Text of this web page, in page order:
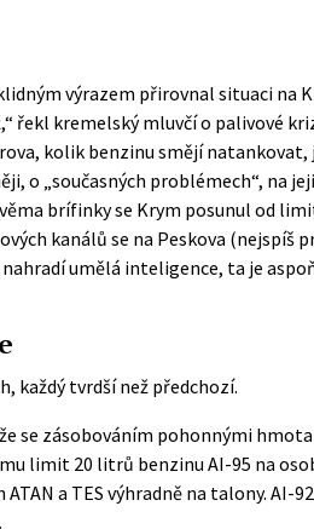
výrazem přirovnal situaci na
řekl kremelský mluvčí o palivové
kolik benzinu smějí
o „současných problémech“, na
brífinky se Krym posunul od
kanálů se na Peskova (nejspíš
umělá inteligence, ta je
každý tvrdší než předchozí.
se zásobováním pohonnými
limit 20 litrů benzinu AI-95 na
a TES výhradně na talony. AI-